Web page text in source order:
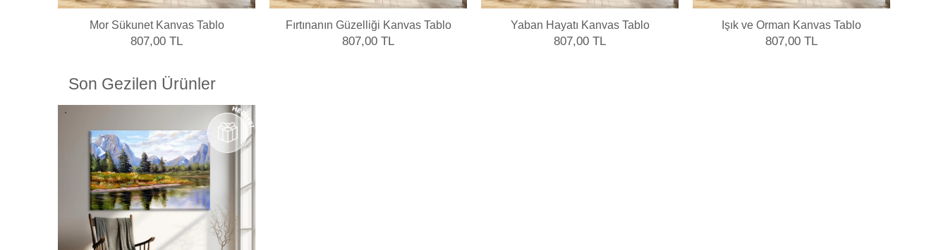
Mor Sükunet Kanvas Tablo
807,00 TL
Fırtınanın Güzelliği Kanvas Tablo
807,00 TL
Yaban Hayatı Kanvas Tablo
807,00 TL
Işık ve Orman Kanvas Tablo
807,00 TL
Son Gezilen Ürünler